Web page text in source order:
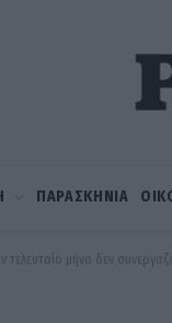
ΠΑΡΑΣΚΗΝΙΑ
τελευταίο μήνα δεν